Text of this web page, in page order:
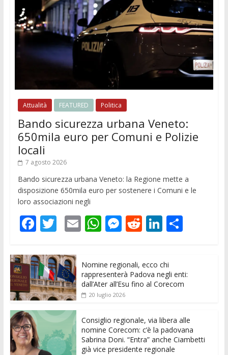
Attualità FEATURED Politica
Bando sicurezza urbana Veneto:
650mila euro per Comuni e Polizie
locali
7 agosto 2026
Bando sicurezza urbana Veneto: la Regione mette a
disposizione 650mila euro per sostenere i Comuni e le
loro associazioni negli
F
e
b
o
o
k
T
itt
er
E
l
W
s
A
p
p
M
ss
e
n
er
R
di
t
Li
k
e
dI
C
di
vi
Nomine regionali, ecco chi
rappresenterà Padova negli enti:
dall’Ater all’Esu fino al Corecom
20 luglio 2026
Consiglio regionale, via libera alle
nomine Corecom: c’è la padovana
Sabrina Doni. “Entra” anche Ciambetti
già vice presidente regionale